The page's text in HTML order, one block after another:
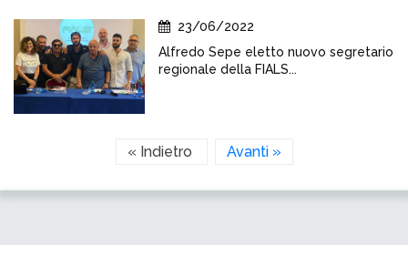
23/06/2022
Alfredo Sepe eletto nuovo segretario
regionale della FIALS...
« Indietro Avanti »